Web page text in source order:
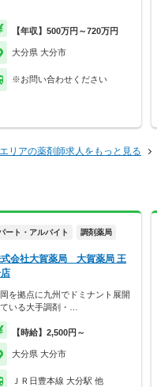
【年収】500万円～720万円
大分県 大分市
※お問い合わせください
リアの薬剤師求人をもっと見る
ート・アルバイト 調剤薬局
会社大賀薬局 大賀薬局 王
を拠点に九州でドミナント展開
ている大手調剤・…
【時給】2,500円～
大分県 大分市
ＪＲ日豊本線 大分駅 他